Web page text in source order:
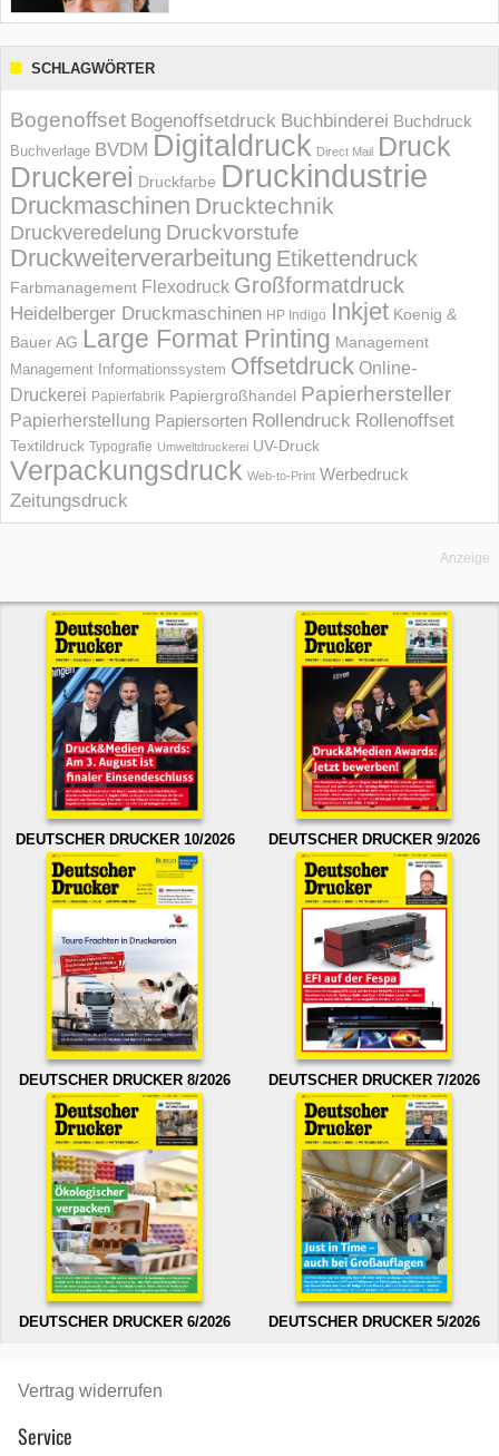
SCHLAGWÖRTER
Bogenoffset Bogenoffsetdruck Buchbinderei Buchdruck
Buchverlage BVDM Digitaldruck Direct Mail Druck
Druckerei Druckfarbe Druckindustrie
Druckmaschinen Drucktechnik
Druckveredelung Druckvorstufe
Druckweiterverarbeitung Etikettendruck
Farbmanagement Flexodruck Großformatdruck
Heidelberger Druckmaschinen HP Indigo Inkjet Koenig &
Bauer AG Large Format Printing Management
Management Informations­system Offsetdruck Online-
Druckerei Papierfabrik Papiergroßhandel Papierhersteller
Papierherstellung Papiersorten Rollendruck Rollenoffset
Textildruck Typografie Umweltdruckerei UV-Druck
Verpackungsdruck Web-to-Print Werbedruck
Zeitungsdruck
Anzeige
DEUTSCHER DRUCKER 10/2026 DEUTSCHER DRUCKER 9/2026
DEUTSCHER DRUCKER 8/2026 DEUTSCHER DRUCKER 7/2026
DEUTSCHER DRUCKER 6/2026 DEUTSCHER DRUCKER 5/2026
Vertrag widerrufen
Service